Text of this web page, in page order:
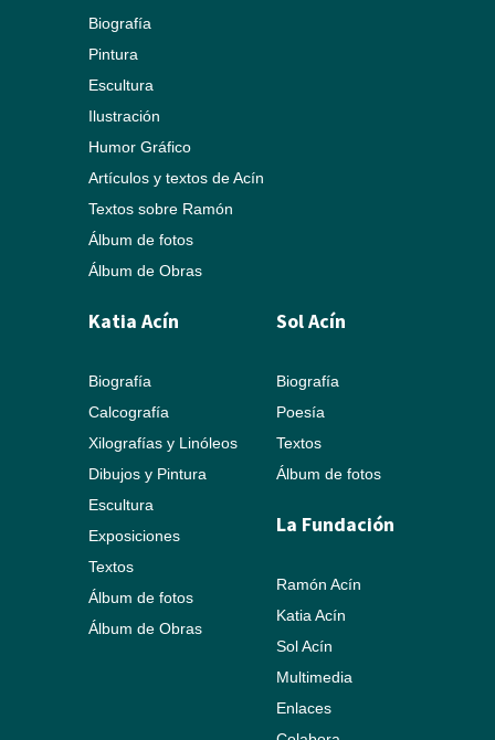
Biografía
Pintura
Escultura
Ilustración
Humor Gráfico
Artículos y textos de Acín
Textos sobre Ramón
Álbum de fotos
Álbum de Obras
Katia Acín
Biografía
Calcografía
Xilografías y Linóleos
Dibujos y Pintura
Escultura
Exposiciones
Textos
Álbum de fotos
Álbum de Obras
Sol Acín
Biografía
Poesía
Textos
Álbum de fotos
La Fundación
Ramón Acín
Katia Acín
Sol Acín
Multimedia
Enlaces